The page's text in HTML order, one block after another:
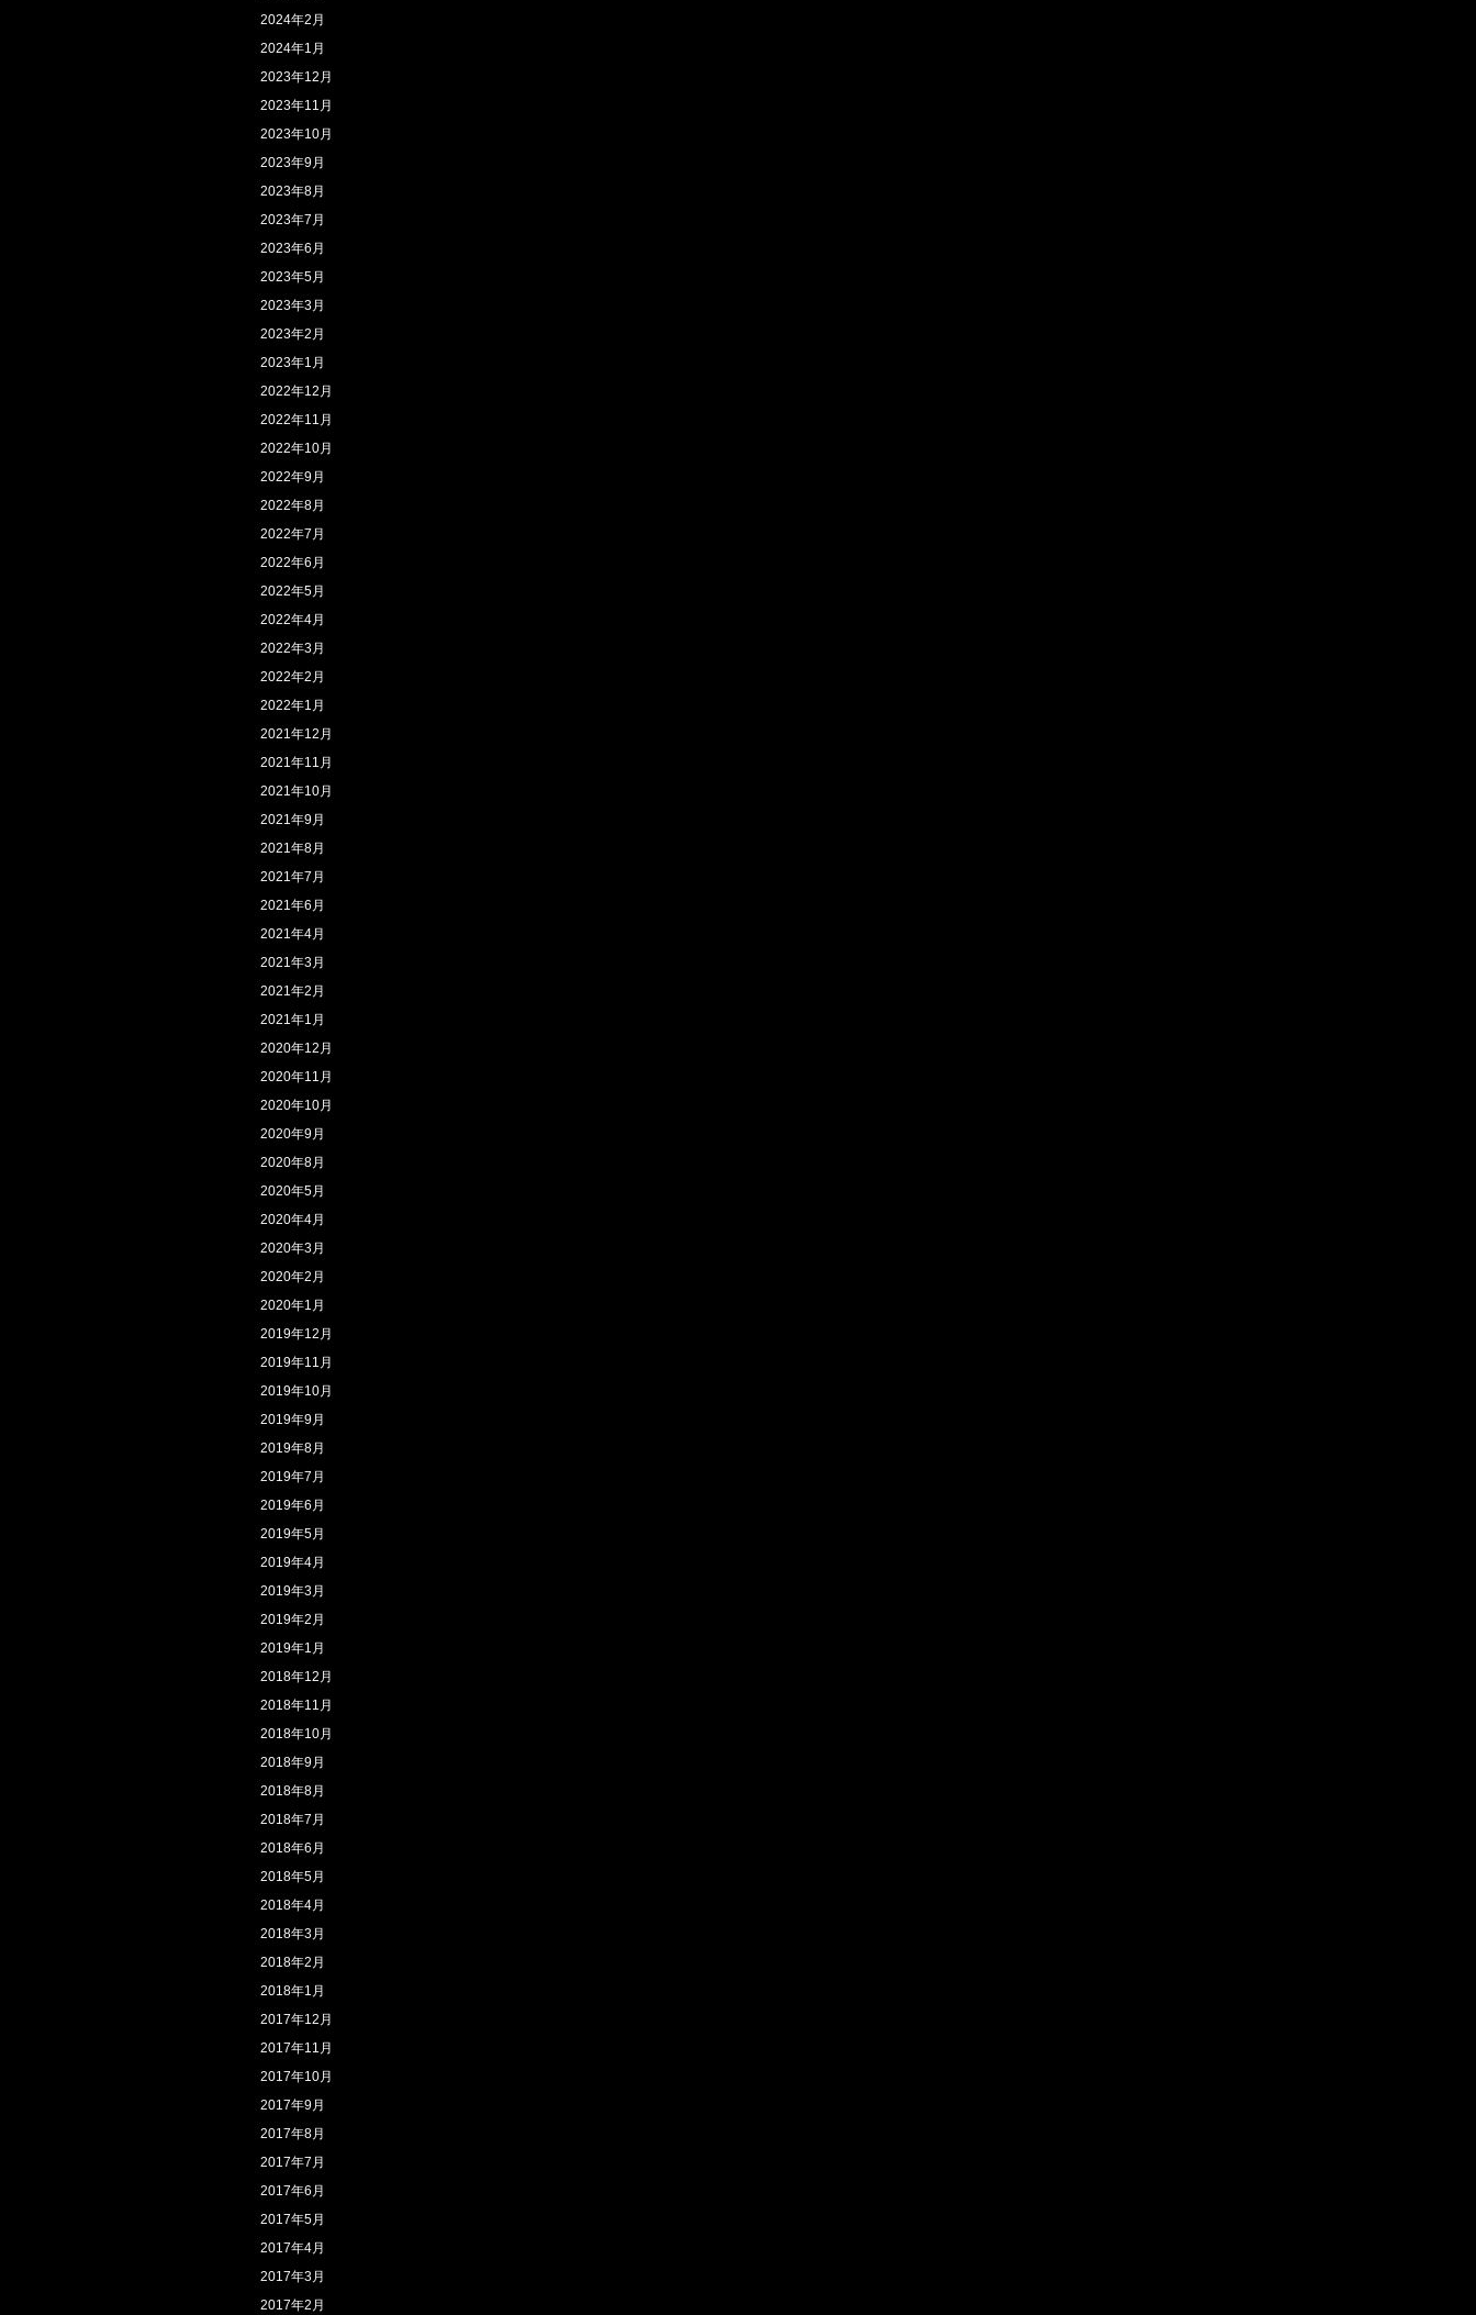
2024年2月
2024年1月
2023年12月
2023年11月
2023年10月
2023年9月
2023年8月
2023年7月
2023年6月
2023年5月
2023年3月
2023年2月
2023年1月
2022年12月
2022年11月
2022年10月
2022年9月
2022年8月
2022年7月
2022年6月
2022年5月
2022年4月
2022年3月
2022年2月
2022年1月
2021年12月
2021年11月
2021年10月
2021年9月
2021年8月
2021年7月
2021年6月
2021年4月
2021年3月
2021年2月
2021年1月
2020年12月
2020年11月
2020年10月
2020年9月
2020年8月
2020年5月
2020年4月
2020年3月
2020年2月
2020年1月
2019年12月
2019年11月
2019年10月
2019年9月
2019年8月
2019年7月
2019年6月
2019年5月
2019年4月
2019年3月
2019年2月
2019年1月
2018年12月
2018年11月
2018年10月
2018年9月
2018年8月
2018年7月
2018年6月
2018年5月
2018年4月
2018年3月
2018年2月
2018年1月
2017年12月
2017年11月
2017年10月
2017年9月
2017年8月
2017年7月
2017年6月
2017年5月
2017年4月
2017年3月
2017年2月